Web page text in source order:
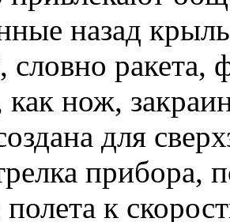
назад
ракета,
нож,
для
прибора,
полета к